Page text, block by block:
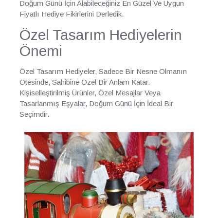
Doğum Günü İçin Alabileceğiniz En Güzel Ve Uygun
Fiyatlı Hediye Fikirlerini Derledik.
Özel Tasarım Hediyelerin
Önemi
Özel Tasarım Hediyeler, Sadece Bir Nesne Olmanın
Ötesinde, Sahibine Özel Bir Anlam Katar.
Kişiselleştirilmiş Ürünler, Özel Mesajlar Veya
Tasarlanmış Eşyalar, Doğum Günü İçin İdeal Bir
Seçimdir.